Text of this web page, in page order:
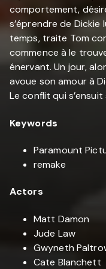
comportement,
s’éprendre de Dickie
temps, traite Tom
commence à le
énervant. Un jour,
avoue son amour à
Le conflit qui
Keywords
Paramount
remake
Actors
Matt Damon
Jude Law
Gwyneth
Cate Blanchett